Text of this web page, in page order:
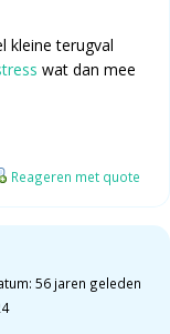
kleine terugval
wat dan mee
Reageren met quote
56 jaren geleden